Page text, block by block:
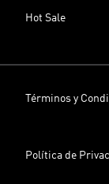
Hot Sale
Términos y
Política de